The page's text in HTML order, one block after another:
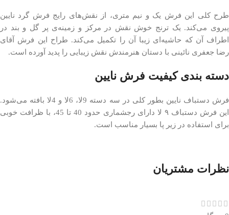
طرح کلی این فرش یک و نیم متری، از نقش‌های رایج فرش گرد نایین
پیروی می‌کند. یک ترنج خوش نقش در مرکز و زمینه‌ی پر گل و بند در
اطراف آن که حاشیه‌ای زیبا آن را تکمیل می‌کند. طراح این فرش آقای
رضا جعفری نائینی با دستان هنرمندش نقش زیبایی را پدید آورده است.
دسته بندی کیفیت فرش نایین
فرش دستباف نایین بطور کلی در سه دسته 9لا، 6لا و 4لا بافته می‌شود.
این فرش دستباف ۹ لا دارای رجشماری حدود 40 تا 45، با ظرافت خوبی
برای استفاده در زیر پا بسیار مناسب است.
نظرات مشتریان